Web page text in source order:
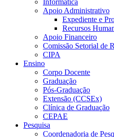
Informática
Apoio Administrativo
Expediente e
Recursos
Apoio Financeiro
Comissão Setorial de
CIPA
Ensino
Corpo Docente
Graduação
Pós-Graduação
Extensão (CCSEx)
Clínica de Graduação
CEPAE
Pesquisa
Coordenadoria de